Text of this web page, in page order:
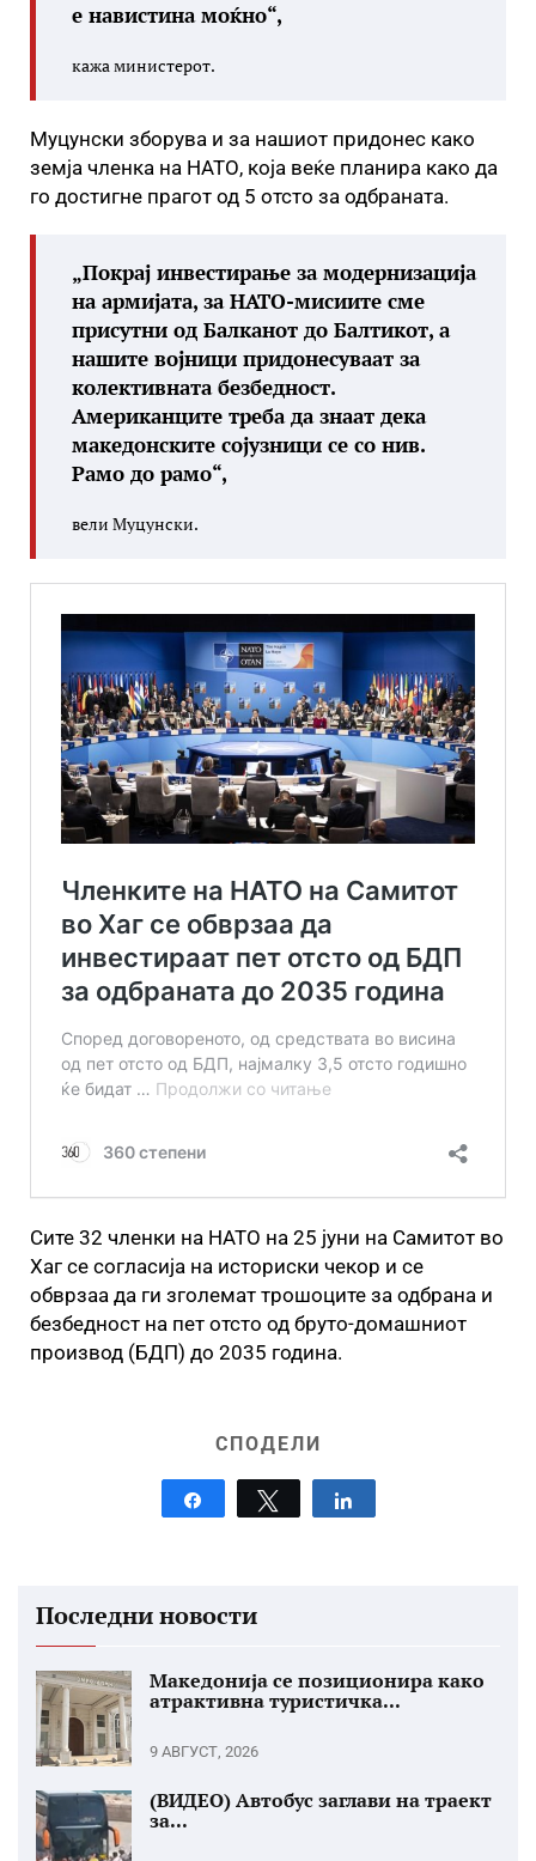
е навистина моќно“,
кажа министерот.
Муцунски зборува и за нашиот придонес како
земја членка на НАТО, која веќе планира како да
го достигне прагот од 5 отсто за одбраната.
„Покрај инвестирање за модернизација
на армијата, за НАТО-мисиите сме
присутни од Балканот до Балтикот, а
нашите војници придонесуваат за
колективната безбедност.
Американците треба да знаат дека
македонските сојузници се со нив.
Рамо до рамо“,
вели Муцунски.
Сите 32 членки на НАТО на 25 јуни на Самитот во
Хаг се согласија на историски чекор и се
обврзаа да ги зголемат трошоците за одбрана и
безбедност на пет отсто од бруто-домашниот
производ (БДП) до 2035 година.
СПОДЕЛИ
Tweet
Последни новости
Македонија се позиционира како
атрактивна туристичка...
9 АВГУСТ, 2026
(ВИДЕО) Автобус заглави на траект
за...